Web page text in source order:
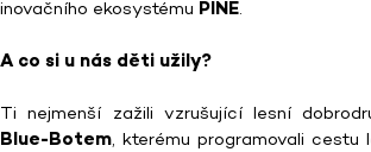
inovačního ekosystému PINE.
A co si u nás děti užily?
Ti nejmenší zažili vzrušující lesní
Blue-Botem, kterému programovali cestu